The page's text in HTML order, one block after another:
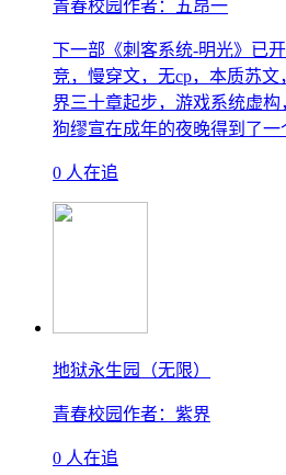
青春校园作者：五昂一
下一部《刺客系统-明光》
竞，慢穿文，无cp，本质苏
界三十章起步，游戏系统虚
狗缪宣在成年的夜晚得到了一
0 人在追
地狱永生园（无限）
青春校园作者：紫界
0 人在追